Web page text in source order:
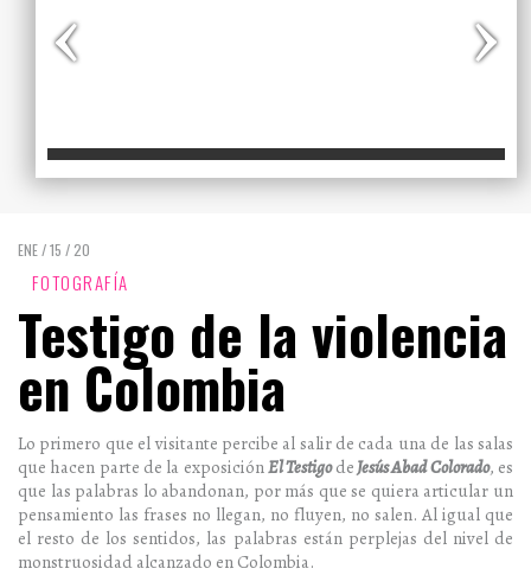
‹ ›
ENE / 15 / 20
FOTOGRAFÍA
Testigo de la violencia
en Colombia
Lo primero que el visitante percibe al salir de cada una de las salas
que hacen parte de la exposiciónEl TestigodeJesús Abad Colorado, es
que las palabras lo abandonan, por más que se quiera articular un
pensamiento las frases no llegan, no fluyen, no salen. Al igual que
el resto de los sentidos, las palabras están perplejas del nivel de
monstruosidad alcanzado en Colombia.